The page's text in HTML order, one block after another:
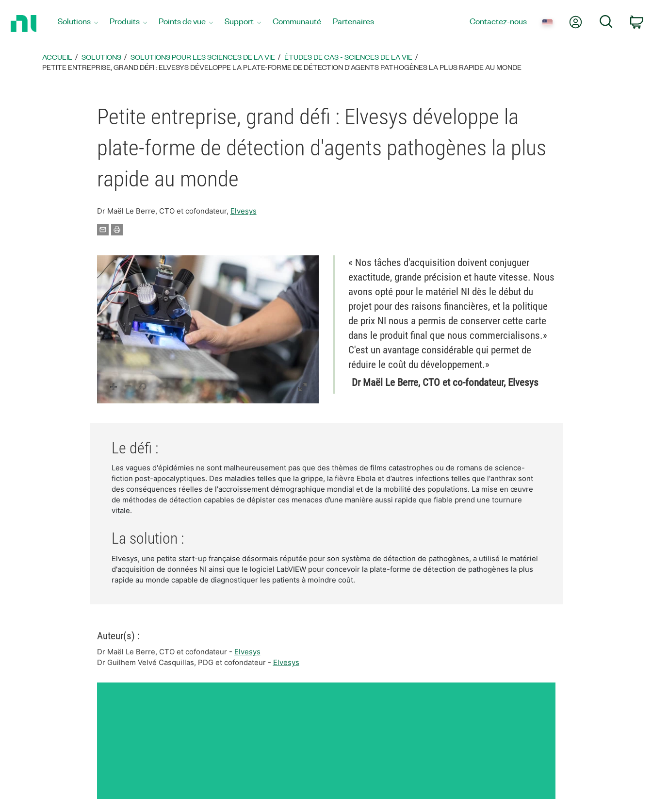
Solutions Produits Points de vue Support Communauté Partenaires Contactez-nous Mon compte
ACCUEIL SOLUTIONS SOLUTIONS POUR LES SCIENCES DE LA VIE
ÉTUDES DE CAS - SCIENCES DE LA VIE
PETITE ENTREPRISE, GRAND DÉFI : ELVESYS DÉVELOPPE LA PLATE-FORME DE DÉTECTION D'AGENTS PATHOGÈNES LA PLUS RAPIDE AU MONDE
Petite entreprise, grand défi : Elvesys développe la
plate-forme de détection d'agents pathogènes la plus
rapide au monde
Dr Maël Le Berre, CTO et cofondateur, Elvesys
« Nos tâches d'acquisition doivent conjuguer
exactitude, grande précision et haute vitesse. Nous
avons opté pour le matériel NI dès le début du
projet pour des raisons financières, et la politique
de prix NI nous a permis de conserver cette carte
dans le produit final que nous commercialisons.»
C'est un avantage considérable qui permet de
réduire le coût du développement.»
Dr Maël Le Berre, CTO et co-fondateur, Elvesys
Le défi :
Les vagues d'épidémies ne sont malheureusement pas que des thèmes de films catastrophes ou de romans de science-
fiction post-apocalyptiques. Des maladies telles que la grippe, la fièvre Ebola et d’autres infections telles que l'anthrax sont
des conséquences réelles de l'accroissement démographique mondial et de la mobilité des populations. La mise en œuvre
de méthodes de détection capables de dépister ces menaces d’une manière aussi rapide que fiable prend une tournure
vitale.
La solution :
Elvesys, une petite start-up française désormais réputée pour son système de détection de pathogènes, a utilisé le matériel
d'acquisition de données NI ainsi que le logiciel LabVIEW pour concevoir la plate-forme de détection de pathogènes la plus
rapide au monde capable de diagnostiquer les patients à moindre coût.
Auteur(s) :
Dr Maël Le Berre, CTO et cofondateur - Elvesys
Dr Guilhem Velvé Casquillas, PDG et cofondateur - Elvesys